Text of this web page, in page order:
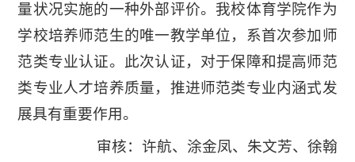
量状况实施的一种外部评价。我校体育学院作为
学校培养师范生的唯一教学单位，系首次参加师
范类专业认证。此次认证，对于保障和提高师范
类专业人才培养质量，推进师范类专业内涵式发
展具有重要作用。
审核：许航、涂金凤、朱文芳、徐翰